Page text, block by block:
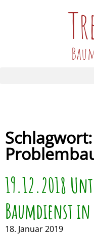
Schlagwort:
19.12.2018
Baumdienst
18. Januar 2019